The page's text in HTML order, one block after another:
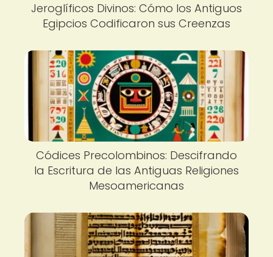
Jeroglíficos Divinos: Cómo los Antiguos
Egipcios Codificaron sus Creenzas
Códices Precolombinos: Descifrando
la Escritura de las Antiguas Religiones
Mesoamericanas